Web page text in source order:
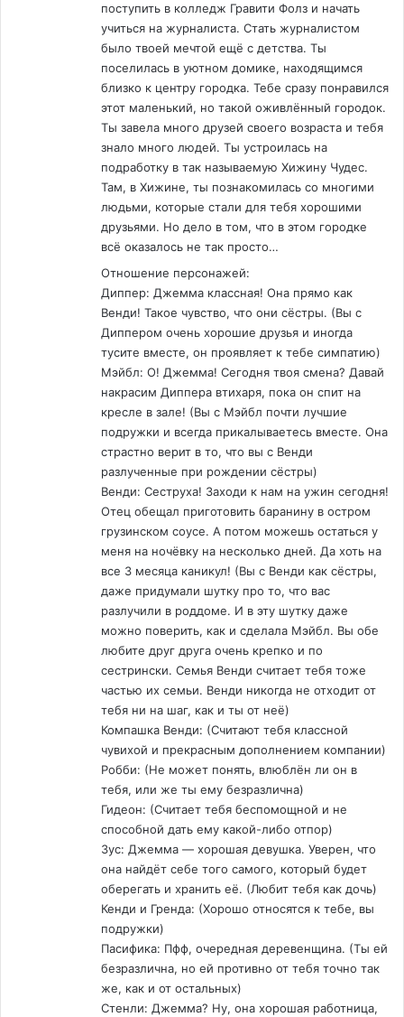
поступить в колледж Гравити Фолз и начать
учиться на журналиста. Стать журналистом
было твоей мечтой ещё с детства. Ты
поселилась в уютном домике, находящимся
близко к центру городка. Тебе сразу понравился
этот маленький, но такой оживлённый городок.
Ты завела много друзей своего возраста и тебя
знало много людей. Ты устроилась на
подработку в так называемую Хижину Чудес.
Там, в Хижине, ты познакомилась со многими
людьми, которые стали для тебя хорошими
друзьями. Но дело в том, что в этом городке
всё оказалось не так просто…
Отношение персонажей:
Диппер: Джемма классная! Она прямо как
Венди! Такое чувство, что они сёстры. (Вы с
Диппером очень хорошие друзья и иногда
тусите вместе, он проявляет к тебе симпатию)
Мэйбл: О! Джемма! Сегодня твоя смена? Давай
накрасим Диппера втихаря, пока он спит на
кресле в зале! (Вы с Мэйбл почти лучшие
подружки и всегда прикалываетесь вместе. Она
страстно верит в то, что вы с Венди
разлученные при рождении сёстры)
Венди: Сеструха! Заходи к нам на ужин сегодня!
Отец обещал приготовить баранину в остром
грузинском соусе. А потом можешь остаться у
меня на ночёвку на несколько дней. Да хоть на
все 3 месяца каникул! (Вы с Венди как сёстры,
даже придумали шутку про то, что вас
разлучили в роддоме. И в эту шутку даже
можно поверить, как и сделала Мэйбл. Вы обе
любите друг друга очень крепко и по
сестрински. Семья Венди считает тебя тоже
частью их семьи. Венди никогда не отходит от
тебя ни на шаг, как и ты от неё)
Компашка Венди: (Считают тебя классной
чувихой и прекрасным дополнением компании)
Робби: (Не может понять, влюблён ли он в
тебя, или же ты ему безразлична)
Гидеон: (Считает тебя беспомощной и не
способной дать ему какой-либо отпор)
Зус: Джемма — хорошая девушка. Уверен, что
она найдёт себе того самого, который будет
оберегать и хранить её. (Любит тебя как дочь)
Кенди и Гренда: (Хорошо относятся к тебе, вы
подружки)
Пасифика: Пфф, очередная деревенщина. (Ты ей
безразлична, но ей противно от тебя точно так
же, как и от остальных)
Стенли: Джемма? Ну, она хорошая работница,